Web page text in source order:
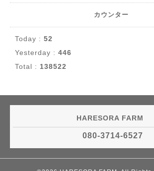
カウンター
Today : 52
Yesterday : 446
Total : 138522
HARESORA FARM
080-3714-6527